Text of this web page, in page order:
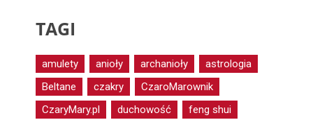
TAGI
amulety anioły archanioły
astrologia
Beltane
czakry
CzaroMarownik
CzaryMary.pl
duchowość
feng shui